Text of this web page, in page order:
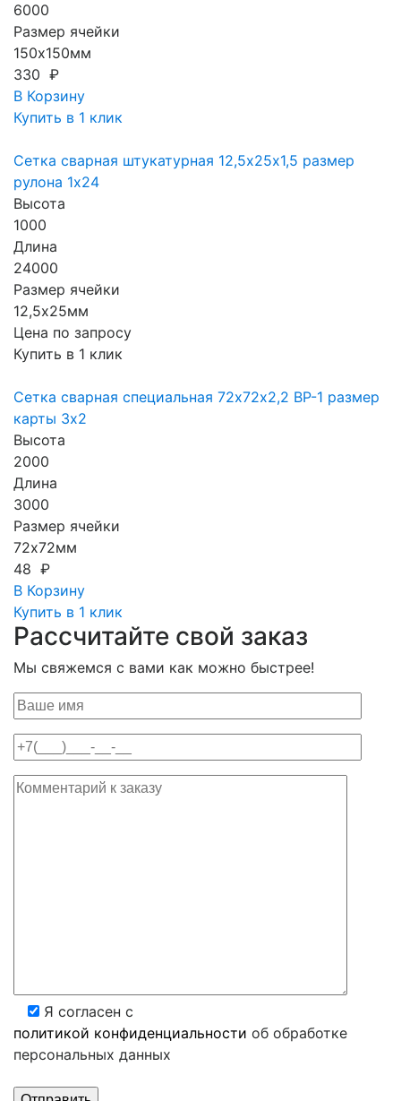
6000
Размер ячейки
150х150мм
330 ₽
В Корзину
Купить в 1 клик
Сетка сварная штукатурная 12,5х25х1,5 размер
рулона 1х24
Высота
1000
Длина
24000
Размер ячейки
12,5х25мм
Цена по запросу
Купить в 1 клик
Сетка сварная специальная 72х72х2,2 ВР-1 размер
карты 3х2
Высота
2000
Длина
3000
Размер ячейки
72х72мм
48 ₽
В Корзину
Купить в 1 клик
Рассчитайте свой заказ
Мы свяжемся с вами как можно быстрее!
Я согласен с
политикой конфиденциальности об обработке
персональных данных